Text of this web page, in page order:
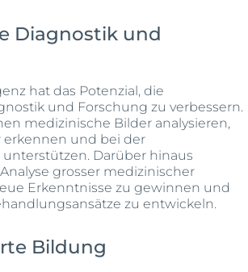
Diagnostik und
hat das Potenzial, die
und Forschung zu verbessern.
medizinische Bilder analysieren,
erkennen und bei der
Darüber hinaus
grosser medizinischer
Erkenntnisse zu gewinnen und
zu entwickeln.
Bildung